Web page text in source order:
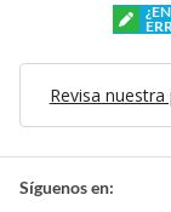
Revisa
Síguenos en: